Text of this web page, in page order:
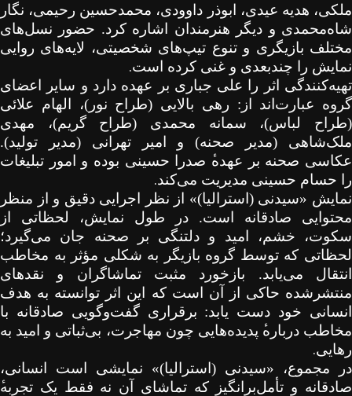
ملکی، هدیه عیدی، ابوذر داوودی، محمدحسین رحیمی، نگار
شاه‌محمدی و دیگر هنرمندان اشاره کرد. حضور نسل‌های
مختلف بازیگری و تنوع تیپ‌های شخصیتی، لایه‌های روایی
نمایش را چندبعدی و غنی کرده است.
تهیه‌کنندگی اثر را علی جباری بر عهده دارد و سایر اعضای
گروه عبارت‌اند از: رهی بالایی (طراح نور)، الهام علائی
(طراح لباس)، سمانه محمدی (طراح گریم)، مهدی
ملک‌شاهی (مدیر صحنه) و امیر تهرانی (مدیر تولید).
عکاسی صحنه بر عهده صدرا حسینی بوده و امور تبلیغات
را حسام حسینی مدیریت می‌کند.
نمایش «سیدنی (استرالیا)» از نظر اجرایی دقیق و از منظر
محتوایی صادقانه است. در طول نمایش، لحظاتی از
سکوت، خشم، امید و دلتنگی بر صحنه جان می‌گیرد؛
لحظاتی که توسط گروه بازیگر به شکلی مؤثر به مخاطب
انتقال می‌یابد. بازخورد مثبت تماشاگران و نقدهای
منتشرشده حاکی از آن است که این اثر توانسته به هدف
انسانی خود دست یابد: برقراری گفت‌وگویی صادقانه با
مخاطب درباره پدیده‌هایی چون مهاجرت، بی‌ثباتی و امید به
رهایی.
در مجموع، «سیدنی (استرالیا)» نمایشی است انسانی،
صادقانه و تأمل‌برانگیز که تماشای آن نه فقط یک تجربه